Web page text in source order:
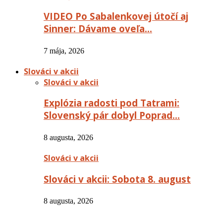
VIDEO Po Sabalenkovej útočí aj
Sinner: Dávame oveľa…
7 mája, 2026
Slováci v akcii
Slováci v akcii
Explózia radosti pod Tatrami:
Slovenský pár dobyl Poprad…
8 augusta, 2026
Slováci v akcii
Slováci v akcii: Sobota 8. august
8 augusta, 2026